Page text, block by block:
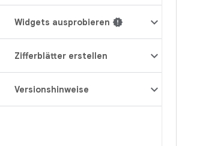
Widgets ausprobieren
Zifferblätter erstellen
Versionshinweise